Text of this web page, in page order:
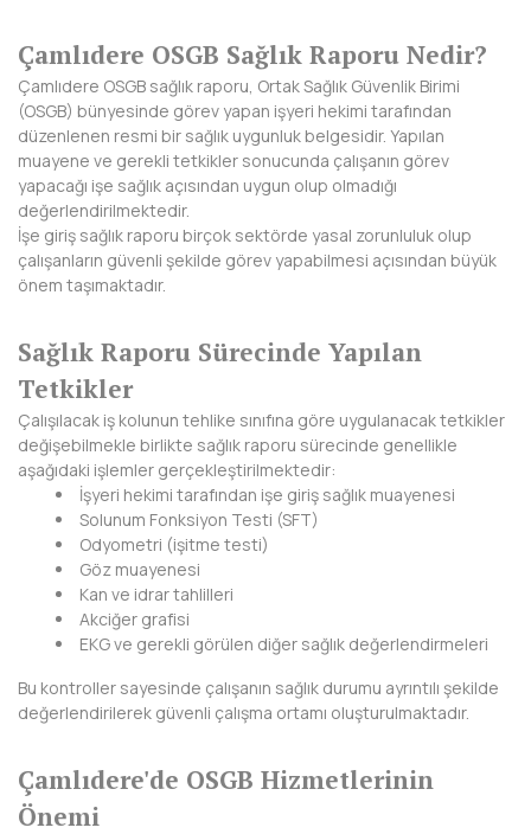
DİYARBAKIR
DÜZCE
EDİRNE
ELAZIĞ
ERZİNCAN
ESKİŞEHİR
GİRESUN
GÜMÜŞHANE
HAKKARİ
HATAY
IĞDIR
ISPARTA
KARABÜK
Çamlıdere OSGB Sağlık Raporu Nedir?
Çamlıdere OSGB sağlık raporu, Ortak Sağlık Güvenlik Birimi
(OSGB) bünyesinde görev yapan işyeri hekimi tarafından
düzenlenen resmi bir sağlık uygunluk belgesidir. Yapılan
muayene ve gerekli tetkikler sonucunda çalışanın görev
yapacağı işe sağlık açısından uygun olup olmadığı
değerlendirilmektedir.
İşe giriş sağlık raporu birçok sektörde yasal zorunluluk olup
çalışanların güvenli şekilde görev yapabilmesi açısından büyük
önem taşımaktadır.
Sağlık Raporu Sürecinde Yapılan
Tetkikler
Çalışılacak iş kolunun tehlike sınıfına göre uygulanacak tetkikler
değişebilmekle birlikte sağlık raporu sürecinde genellikle
aşağıdaki işlemler gerçekleştirilmektedir:
İşyeri hekimi tarafından işe giriş sağlık muayenesi
Solunum Fonksiyon Testi (SFT)
Odyometri (işitme testi)
Göz muayenesi
Kan ve idrar tahlilleri
Akciğer grafisi
EKG ve gerekli görülen diğer sağlık değerlendirmeleri
Bu kontroller sayesinde çalışanın sağlık durumu ayrıntılı şekilde
değerlendirilerek güvenli çalışma ortamı oluşturulmaktadır.
Çamlıdere'de OSGB Hizmetlerinin
Önemi